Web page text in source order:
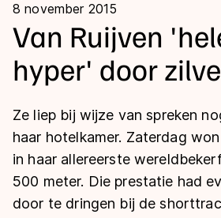
Kalender
Disciplines
Langebaan
Shorttrack
Inlineskaten
Uitslagen
Langebaan
Shorttrack
Marathon
Tijden & historie
Ranglijsten Langebaan
8 november 2015
Van Ruijven
hyper' door
Ze liep bij wijze van spreken
haar hotelkamer. Zaterdag
in haar allereerste
500 meter. Die prestatie had
door te dringen bij de